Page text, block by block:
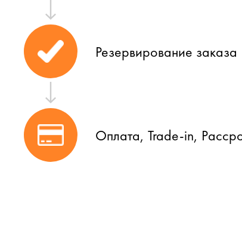
Резервирование заказа
Оплата, Trade-in,